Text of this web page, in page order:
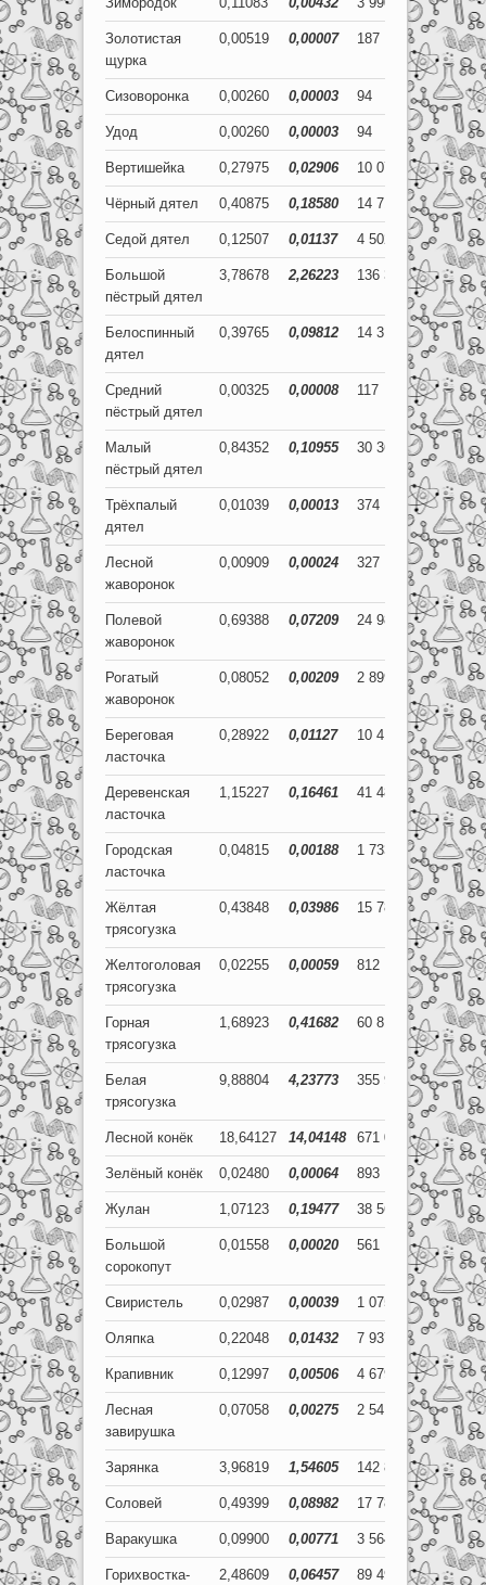
Золотистая
щурка
0,00519 0,00007 187 2
Сизоворонка 0,00260 0,00003 94 1
Удод 0,00260 0,00003 94 1
Вертишейка 0,27975 0,02906 10 071 1 046
Чёрный дятел 0,40875 0,18580 14 715 6 689
Седой дятел 0,12507 0,01137 4 502 409
Большой
пёстрый дятел
3,78678 2,26223 136 324 81 440
Белоспинный
дятел
0,39765 0,09812 14 316 3 532
Средний
пёстрый дятел
0,00325 0,00008 117 3
Малый
пёстрый дятел
0,84352 0,10955 30 367 3 944
Трёхпалый
дятел
0,01039 0,00013 374 5
Лесной
жаворонок
0,00909 0,00024 327 9
Полевой
жаворонок
0,69388 0,07209 24 980 2 595
Рогатый
жаворонок
0,08052 0,00209 2 899 75
Береговая
ласточка
0,28922 0,01127 10 412 406
Деревенская
ласточка
1,15227 0,16461 41 482 5 926
Городская
ласточка
0,04815 0,00188 1 733 68
Жёлтая
трясогузка
0,43848 0,03986 15 785 1 435
Желтоголовая
трясогузка
0,02255 0,00059 812 21
Горная
трясогузка
1,68923 0,41682 60 812 15 006
Белая
трясогузка
9,88804 4,23773 355 969 152 558
Лесной конёк 18,64127 14,04148 671 086 505 493
Зелёный конёк 0,02480 0,00064 893 23
Жулан 1,07123 0,19477 38 564 7 012
Большой
сорокопут
0,01558 0,00020 561 7
Свиристель 0,02987 0,00039 1 075 14
Оляпка 0,22048 0,01432 7 937 515
Крапивник 0,12997 0,00506 4 679 182
Лесная
завирушка
0,07058 0,00275 2 541 99
Зарянка 3,96819 1,54605 142 855 55 658
Соловей 0,49399 0,08982 17 784 3 233
Варакушка 0,09900 0,00771 3 564 278
Горихвостка-
2,48609 0,06457 89 499 2 325